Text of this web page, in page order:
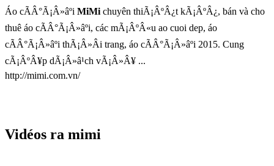
Áo cÃÂ°Ã¡Â»âºi MiMichuyên thiÃ¡ÂºÂ¿t kÃ¡ÂºÂ¿, bán và cho
thuê áo cÃÂ°Ã¡Â»âºi, các mÃ¡ÂºÂ«u ao cuoi dep, áo
cÃÂ°Ã¡Â»âºi thÃ¡Â»Âi trang, áo cÃÂ°Ã¡Â»âºi 2015. Cung
cÃ¡ÂºÂ¥p dÃ¡Â»â¹ch vÃ¡Â»Â¥ ...
http://mimi.com.vn/
Vidéos ra mimi